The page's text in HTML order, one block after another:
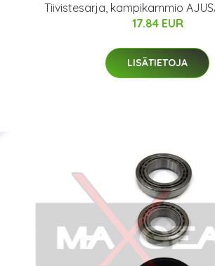
Tiivistesarja, kampikammio
17.84 EUR
LISÄTIETOJA